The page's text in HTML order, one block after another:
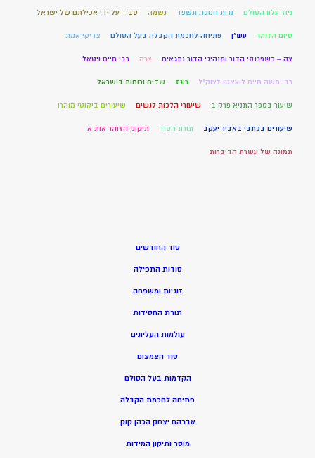
ניוז עלון הסולם נרות חנוכה תשפד נשמה סב – על ידי אכילתם של ישראל
סיום הזוהר עש"ן פתיחה לחכמת הקבלה בעל הסולם צדיקי אמת
צה – כשפרנסי הדור ומנהיגי הדור נתגאים צרה רבי חיים ויטאל
רבי משה חיים לוצאטו זצוק"ל רוגז שדים ורוחות בישראל
שיעור בספר התניא פרק ב שיעורי הלכות לנשים שיעורים ביקוטי מוהרן
שיעורים בכתבי באביר יעקב תורת הסוד תיקוני הזוהר אות א
תמונה של עשרת הדיברות
סוד החודשים
סודות התפילה
זוגיות ומשפחה
תורת החסידות
עולמות העליונים
סוד הצמצום
הקדמות בעל הסולם
פתיחה לחכמת הקבלה
אברהם יצחק הכהן קוק
מוסר ותיקון המידות